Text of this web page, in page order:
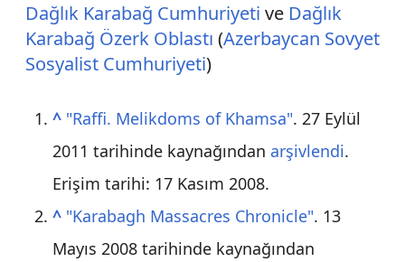
Dağlık Karabağ Cumhuriyeti ve Dağlık
Karabağ Özerk Oblastı (Azerbaycan Sovyet
Sosyalist Cumhuriyeti)
^ "Raffi. Melikdoms of Khamsa". 27 Eylül
2011 tarihinde kaynağından arşivlendi.
Erişim tarihi: 17 Kasım 2008.
^ "Karabagh Massacres Chronicle". 13
Mayıs 2008 tarihinde kaynağından